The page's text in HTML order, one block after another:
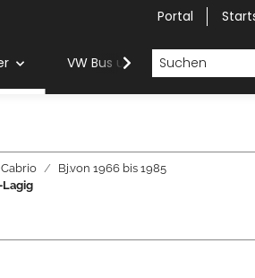
Portal
VW Bus und Van Car Cover
Bj.von 1966 bis 1985
Lagig